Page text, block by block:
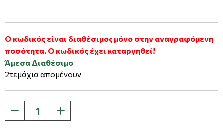
Ο κωδικός είναι διαθέσιμος μόνο στην αναγραφόμενη
ποσότητα. Ο κωδικός έχει καταργηθεί!
Άμεσα Διαθέσιμο
2τεμάχια απομένουν